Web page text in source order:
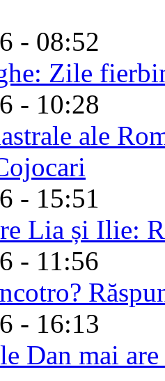
- 08:52
Zile
- 10:28
ale
- 15:51
Lia și Ilie:
- 11:56
- 16:13
Dan mai